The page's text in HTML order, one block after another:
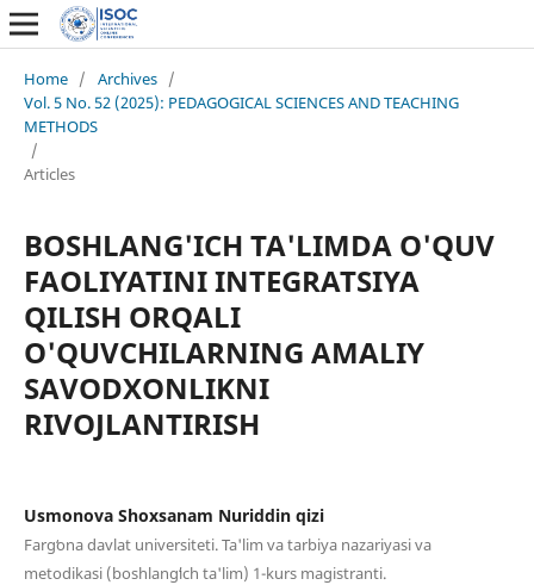
Home / Archives /
Vol. 5 No. 52 (2025): PEDAGOGICAL SCIENCES AND TEACHING
METHODS
/
Articles
BOSHLANG'ICH TA'LIMDA O'QUV
FAOLIYATINI INTEGRATSIYA
QILISH ORQALI
O'QUVCHILARNING AMALIY
SAVODXONLIKNI
RIVOJLANTIRISH
Usmonova Shoxsanam Nuriddin qizi
Fargʻona davlat universiteti. Ta'lim va tarbiya nazariyasi va
metodikasi (boshlangʻich ta'lim) 1-kurs magistranti.